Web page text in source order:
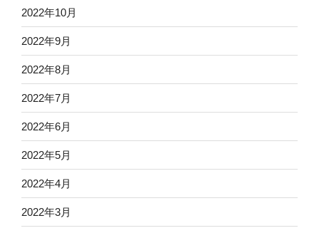
2022年10月
2022年9月
2022年8月
2022年7月
2022年6月
2022年5月
2022年4月
2022年3月